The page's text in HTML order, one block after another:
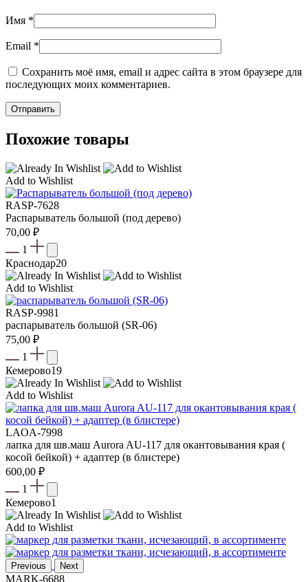
Имя *
Email *
Сохранить моё имя, email и адрес сайта в этом браузере для
последующих моих комментариев.
Похожие товары
Add to Wishlist
RASP-7628
Распарыватель большой (под дерево)
70,00 ₽
1
Краснодар20
Add to Wishlist
RASP-9981
распарыватель большой (SR-06)
75,00 ₽
1
Кемерово19
Add to Wishlist
LAOA-7998
лапка для шв.маш Aurora AU-117 для окантовывания края (
косой бейкой) + адаптер (в блистере)
600,00 ₽
1
Кемерово1
Add to Wishlist
Previous Next
MARK-6688